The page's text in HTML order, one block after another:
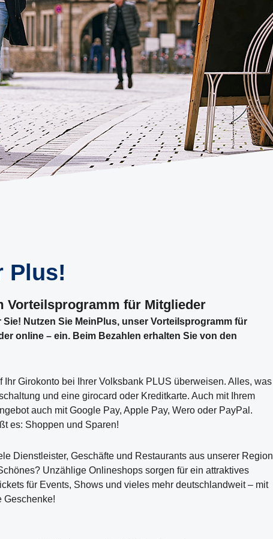
Plus!
Vorteilsprogramm für Mitglieder
Nutzen Sie MeinPlus, unser Vorteilsprogramm für
online – ein. Beim Bezahlen erhalten Sie von den
Girokonto bei Ihrer Volksbank PLUS überweisen. Alles, was
und eine girocard oder Kreditkarte. Auch mit Ihrem
auch mit Google Pay, Apple Pay, Wero oder PayPal.
es: Shoppen und Sparen!
Dienstleister, Geschäfte und Restaurants aus unserer Region
Unzählige Onlineshops sorgen für ein attraktives
für Events, Shows und vieles mehr deutschlandweit – mit
Geschenke!